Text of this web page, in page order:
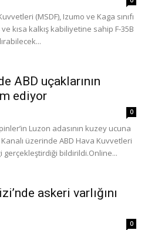
(MSDF), Izumo ve Kaga sınıfı
kısa kalkış kabiliyetine sahip F-35B
ABD uçaklarının
ediyor
0
Luzon adasının kuzey ucuna
üzerinde ABD Hava Kuvvetleri
gerçekleştirdiği bildirildi.Online...
askeri varlığını
0